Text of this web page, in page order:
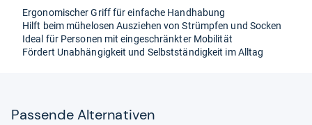
Ergo­no­mi­scher Griff für ein­fa­che Hand­ha­bung
Hilft beim mühe­lo­sen Aus­zie­hen von Strümp­fen und Socken
Ideal für Per­so­nen mit ein­ge­schränk­ter Mobi­li­tät
För­dert Unab­hän­gig­keit und Selbst­stän­dig­keit im All­tag
Pas­sende Alter­na­ti­ven